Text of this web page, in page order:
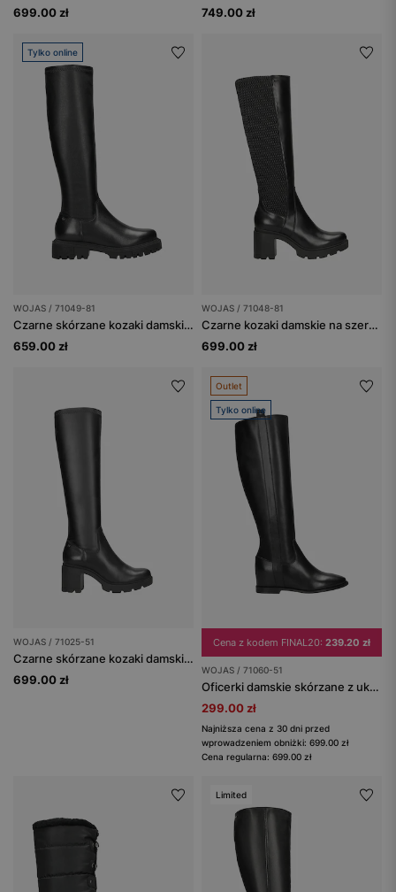
699.00 zł
749.00 zł
Tylko online
WOJAS / 71049-81
Czarne skórzane kozaki damskie do kolan
659.00 zł
WOJAS / 71048-81
Czarne kozaki damskie na szerokim obcasie
699.00 zł
WOJAS / 71025-51
Czarne skórzane kozaki damskie na masywnym słupku
699.00 zł
Outlet
Tylko online
Cena z kodem FINAL20: 239.20 zł
WOJAS / 71060-51
Oficerki damskie skórzane z ukrytą koturną
299.00 zł
Najniższa cena z 30 dni przed
wprowadzeniem obniżki: 699.00 zł
Cena regularna: 699.00 zł
Limited